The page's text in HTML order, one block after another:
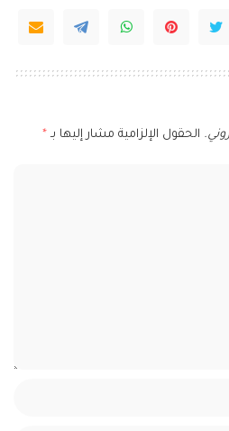
الحقول الإلزامية مشار إليها بـ *